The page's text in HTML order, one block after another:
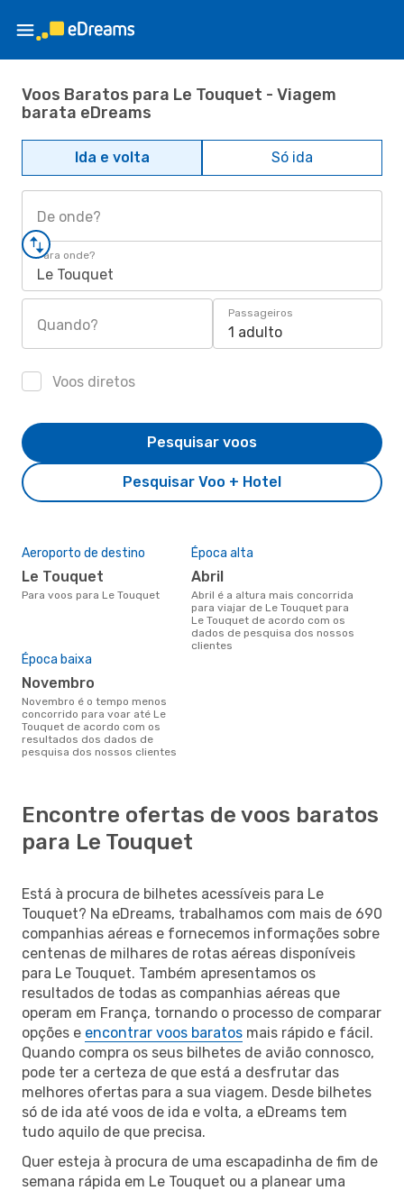
Voos Baratos para Le Touquet - Viagem
barata eDreams
Ida e volta Só ida
De onde?
Para onde?
Le Touquet
Quando?
Passageiros
1 adulto
Voos diretos
Pesquisar Voo + Hotel
Pesquisar voos
Aeroporto de destino
Le Touquet
Para voos para Le Touquet
Época alta
abril
abril é a altura mais concorrida
para viajar de Le Touquet para
Le Touquet de acordo com os
dados de pesquisa dos nossos
clientes
Época baixa
novembro
novembro é o tempo menos
concorrido para voar até Le
Touquet de acordo com os
resultados dos dados de
pesquisa dos nossos clientes
Encontre ofertas de voos baratos
para Le Touquet
Está à procura de bilhetes acessíveis para Le
Touquet? Na eDreams, trabalhamos com mais de 690
companhias aéreas e fornecemos informações sobre
centenas de milhares de rotas aéreas disponíveis
para Le Touquet. Também apresentamos os
resultados de todas as companhias aéreas que
operam em França, tornando o processo de comparar
opções e encontrar voos baratos mais rápido e fácil.
Quando compra os seus bilhetes de avião connosco,
pode ter a certeza de que está a desfrutar das
melhores ofertas para a sua viagem. Desde bilhetes
só de ida até voos de ida e volta, a eDreams tem
tudo aquilo de que precisa.
Quer esteja à procura de uma escapadinha de fim de
semana rápida em Le Touquet ou a planear uma